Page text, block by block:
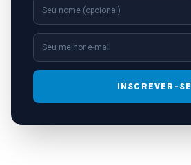
INSCREVER-SE